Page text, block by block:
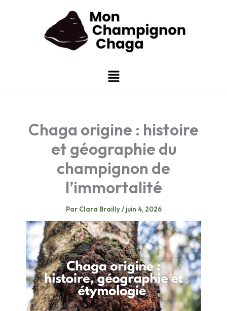
Menu
Chaga origine : histoire
et géographie du
champignon de
l’immortalité
Par Clara Brailly/ juin 4, 2026